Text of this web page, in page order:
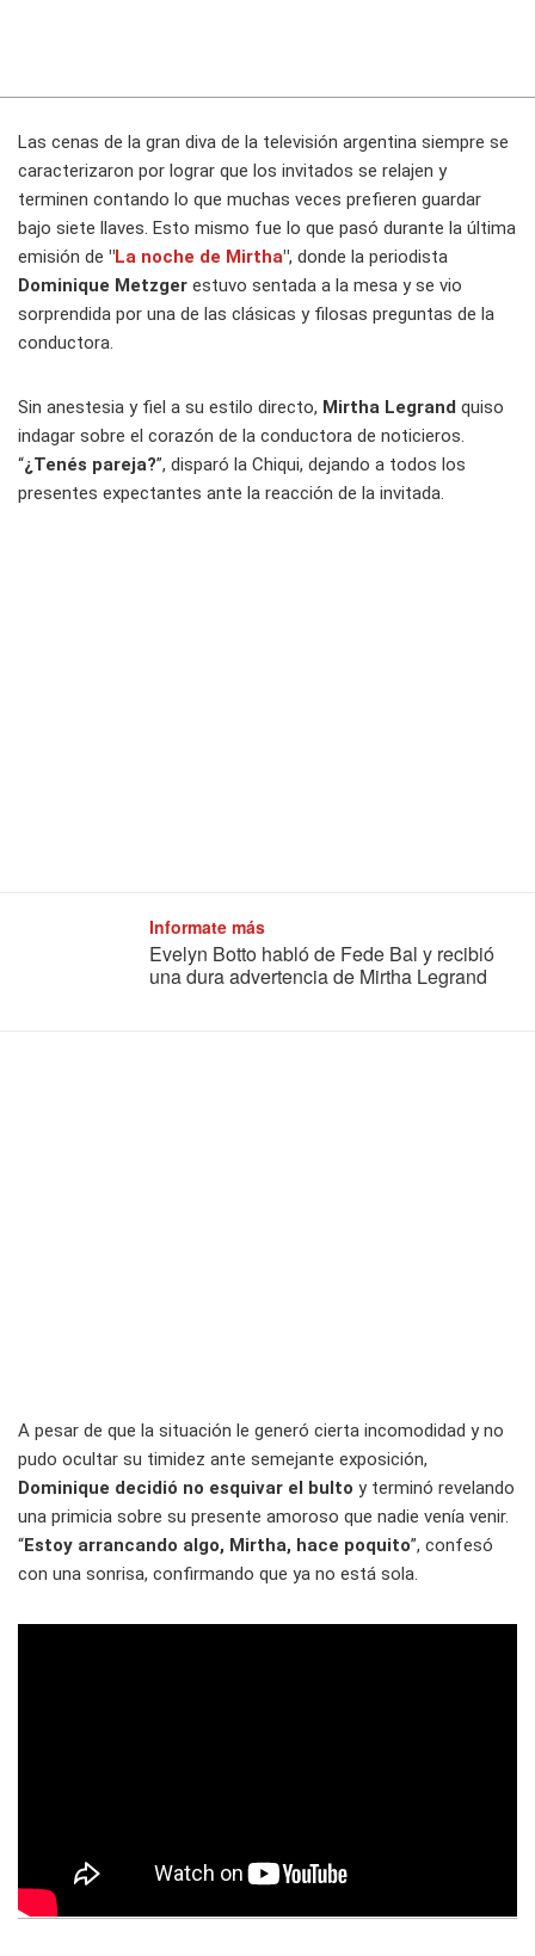
Las cenas de la gran diva de la televisión argentina siempre se
caracterizaron por lograr que los invitados se relajen y
terminen contando lo que muchas veces prefieren guardar
bajo siete llaves. Esto mismo fue lo que pasó durante la última
emisión de "La noche de Mirtha", donde la periodista
Dominique Metzger estuvo sentada a la mesa y se vio
sorprendida por una de las clásicas y filosas preguntas de la
conductora.
Sin anestesia y fiel a su estilo directo, Mirtha Legrand quiso
indagar sobre el corazón de la conductora de noticieros.
“¿Tenés pareja?”, disparó la Chiqui, dejando a todos los
presentes expectantes ante la reacción de la invitada.
Informate más
Evelyn Botto habló de Fede Bal y recibió
una dura advertencia de Mirtha Legrand
A pesar de que la situación le generó cierta incomodidad y no
pudo ocultar su timidez ante semejante exposición,
Dominique decidió no esquivar el bulto y terminó revelando
una primicia sobre su presente amoroso que nadie venía venir.
“Estoy arrancando algo, Mirtha, hace poquito”, confesó
con una sonrisa, confirmando que ya no está sola.